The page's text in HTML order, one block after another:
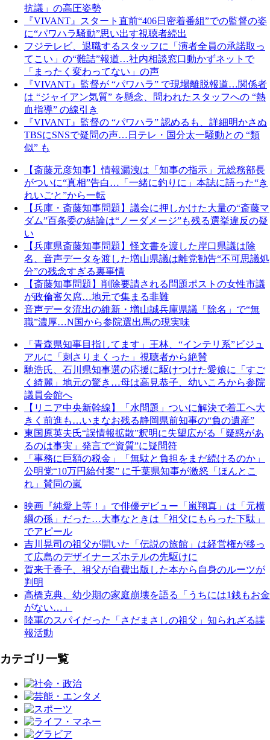
抗議」の高圧姿勢
『VIVANT』スタート直前“406日密着番組”での監督の姿
に“パワハラ騒動”思い出す視聴者続出
フジテレビ、退職するスタッフに「演者全員の承諾取っ
てこい」の“難詰”報道…社内相談窓口動かずネットで
「まったく変わってない」の声
『VIVANT』監督が “パワハラ” で現場離脱報道…関係者
は “ジャイアン気質” を懸念、問われたスタッフへの “熱
血指導” の線引き
『VIVANT』監督の “パワハラ” 認めるも、詳細明かさぬ
TBSにSNSで疑問の声…日テレ・国分太一騒動との “類
似” も
【斎藤元彦知事】情報漏洩は「知事の指示」元総務部長
がついに“真相”告白…「一緒に釣りに」本誌に語った“き
れいごと”から一転
【兵庫・斎藤知事問題】議会に押しかけた大量の“斎藤マ
ダム”百条委の結論は“ノーダメージ”も残る選挙違反の疑
い
【兵庫県斎藤知事問題】怪文書を渡した岸口県議は除
名、音声データを渡した増山県議は離党勧告“不可思議処
分”の残念すぎる裏事情
【斎藤知事問題】削除要請される問題ポストの女性市議
が政倫審欠席…地元で集まる非難
音声データ流出の維新・増山誠兵庫県議「除名」で“無
職”濃厚…N国から参院選出馬の現実味
「青森県知事目指してます」王林、“インテリ系”ビジュ
アルに「刺さりまくった」視聴者から絶賛
馳浩氏、石川県知事選の応援に駆けつけた愛娘に「すご
く綺麗」地元の驚き…母は高見恭子、幼いころから参院
議員会館へ
【リニア中央新幹線】「水問題」ついに解決で着工へ大
きく前進も…いまなお残る静岡県前知事の“負の遺産”
東国原英夫氏“誤情報拡散”釈明に失望広がる「疑惑があ
るのは事実」発言で“資質”に疑問符
「事務に巨額の税金」「無駄と負担をまだ続けるのか」
公明党“10万円給付案” に千葉県知事が激怒「ほんとこ
れ」賛同の嵐
映画『純愛上等！』で俳優デビュー「嵐翔真」は「元横
綱の孫」だった…大事なときは「祖父にもらった下駄」
でアピール
吉川晃司の祖父が開いた「伝説の旅館」は経営権が移っ
て広島のデザイナーズホテルの先駆けに
賀来千香子、祖父が自費出版した本から自身のルーツが
判明
高橋克典、幼少期の家庭崩壊を語る「うちには1銭もお金
がない…」
陸軍のスパイだった「さだまさしの祖父」知られざる諜
報活動
カテゴリ一覧